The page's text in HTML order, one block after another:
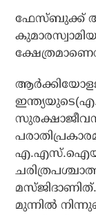
ഫേസ്ബുക്ക്
എ.എസ്.ഐയുടെ
മുന്നില്‍